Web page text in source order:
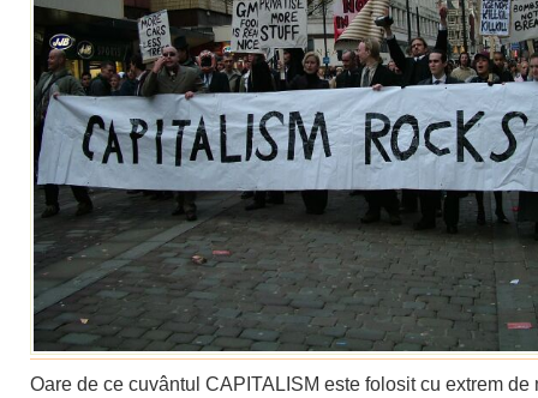
Oare de ce cuvântul CAPITALISM este folosit cu extrem de